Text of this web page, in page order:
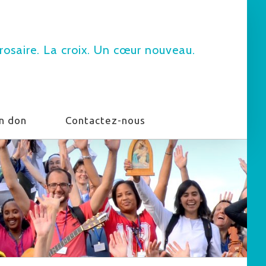
La croix. Un cœur nouveau.
don Contactez-nous